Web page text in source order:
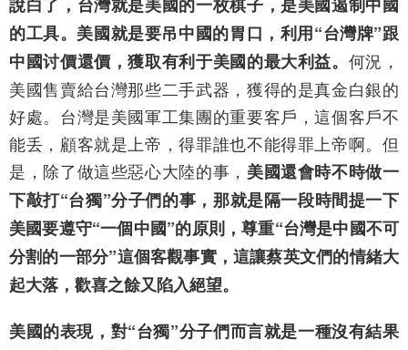
說白了，台灣就是美國的一枚棋子，是美國遏制中國
的工具。美國就是要吊中國的胃口，利用“台灣牌”跟
中國讨價還價，獲取有利于美國的最大利益。 何況，
美國售賣給台灣那些二手武器，獲得的是真金白銀的
好處。台灣是美國軍工集團的重要客戶，這個客戶不
能丢，顧客就是上帝，得罪誰也不能得罪上帝啊。但
是，除了做這些惡心大陸的事， 美國還會時不時做一
下敲打“台獨”分子們的事，那就是隔一段時間提一下
美國要遵守“一個中國”的原則，尊重“台灣是中國不可
分割的一部分”這個客觀事實，這讓蔡英文們的情緒大
起大落，歡喜之餘又陷入絕望。
美國的表現，對“台獨”分子們而言就是一種沒有結果